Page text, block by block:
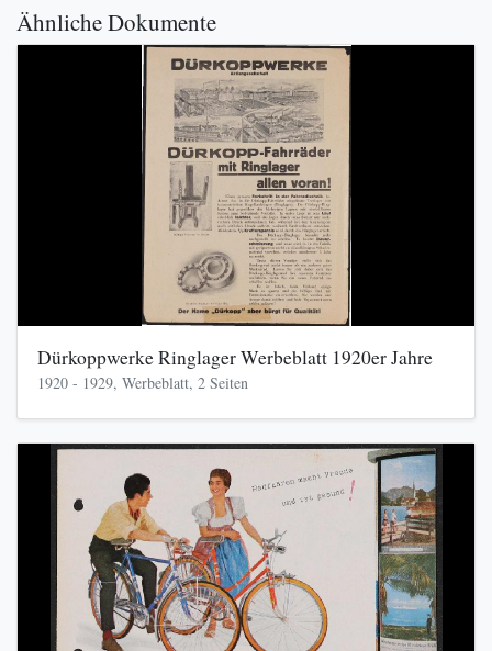
Ähnliche Dokumente
Dürkoppwerke Ringlager Werbeblatt 1920er Jahre
1920 - 1929, Werbeblatt, 2 Seiten